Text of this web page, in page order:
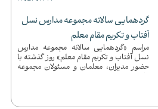
گردهمایی سالانه مجموعه مدارس نسل
آفتاب و تکریم مقام معلم
مراسم «گردهمایی سالانه مجموعه مدارس
نسل آفتاب و تکریم مقام معلم» روز گذشته با
حضور مدیران، معلمان و مسئولان مجموعه